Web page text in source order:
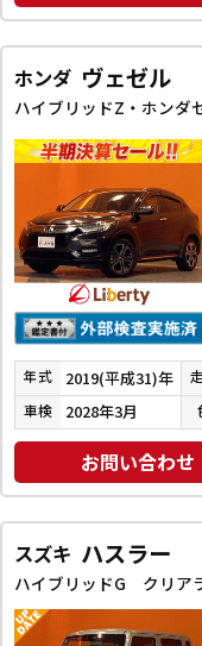
ホンダ ヴェゼル
年式 2019(平成31)年
車検 2028年3月
お問い合わせ
スズキ ハスラー